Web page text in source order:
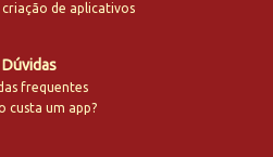
de aplicativos
Dúvidas
frequentes
custa um app?